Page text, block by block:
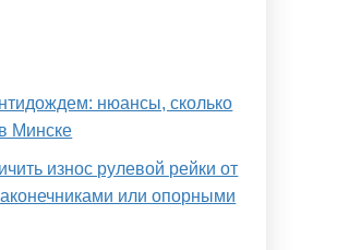
нюансы, сколько
Минске
износ рулевой рейки от
или опорными